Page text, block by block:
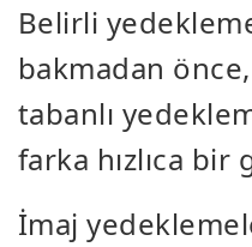
Belirli
bakmadan
tabanlı
farka hızlıca bir
İmaj